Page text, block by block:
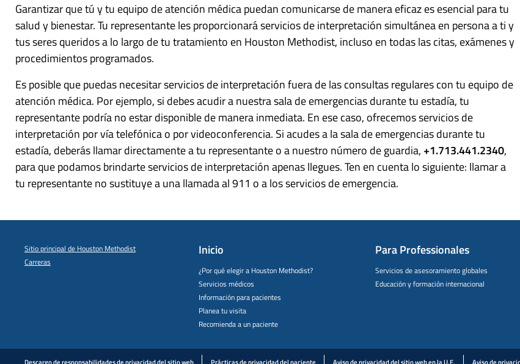
Garantizar que tú y tu equipo de atención médica puedan comunicarse de manera eficaz es esencial para tu
salud y bienestar. Tu representante les proporcionará servicios de interpretación simultánea en persona a ti y
tus seres queridos a lo largo de tu tratamiento en Houston Methodist, incluso en todas las citas, exámenes y
procedimientos programados.
Es posible que puedas necesitar servicios de interpretación fuera de las consultas regulares con tu equipo de
atención médica. Por ejemplo, si debes acudir a nuestra sala de emergencias durante tu estadía, tu
representante podría no estar disponible de manera inmediata. En ese caso, ofrecemos servicios de
interpretación por vía telefónica o por videoconferencia. Si acudes a la sala de emergencias durante tu
estadía, deberás llamar directamente a tu representante o a nuestro número de guardia, +1.713.441.2340,
para que podamos brindarte servicios de interpretación apenas llegues. Ten en cuenta lo siguiente: llamar a
tu representante no sustituye a una llamada al 911 o a los servicios de emergencia.
Sitio principal de Houston Methodist
Carreras
Inicio
¿Por qué elegir a Houston Methodist?
Servicios médicos
Información para pacientes
Planea tu visita
Recomienda a un paciente
Para Professionales
Servicios de asesoramiento globales
Educación y formación internacional